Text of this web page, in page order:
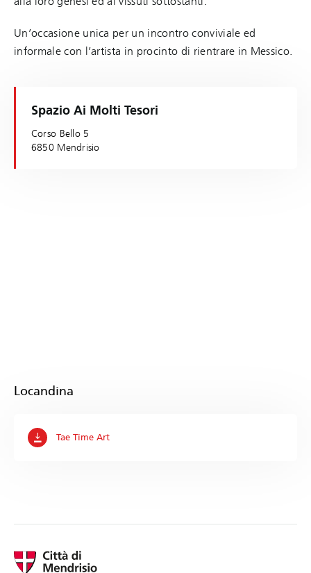
Un’occasione unica per un incontro conviviale ed
informale con l’artista in procinto di rientrare in Messico.
Spazio Ai Molti Tesori
Corso Bello 5
6850 Mendrisio
Locandina
Tae Time Art